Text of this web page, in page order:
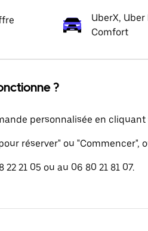
UberX,
Comfort
?
personnalisée en cliquant
réserver" ou "Commencer",
21 05 ou au 06 80 21 81 07.